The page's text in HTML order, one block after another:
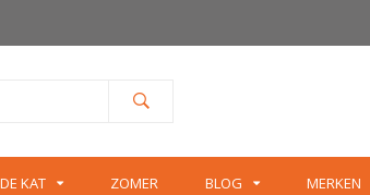
KAT ZOMER BLOG MERKEN